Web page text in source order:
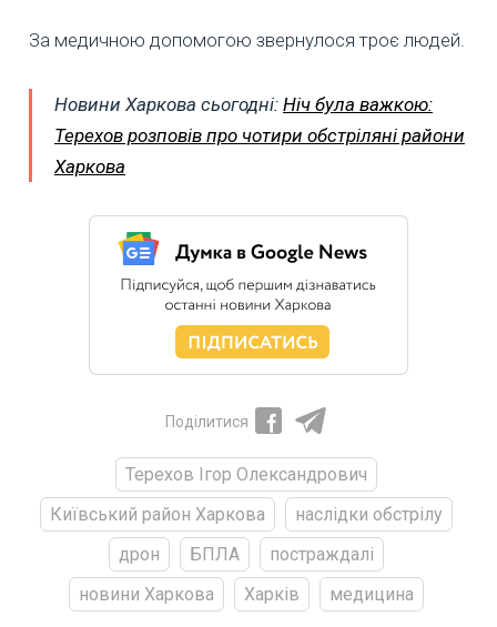
За медичною допомогою звернулося троє людей.
Новини Харкова сьогодні: Ніч була важкою:
Терехов розповів про чотири обстріляні райони
Харкова
Поділитися
Терехов Ігор Олександрович
Київський район Харкова
наслідки обстрілу
дрон
БПЛА
постраждалі
новини Харкова
Харків медицина